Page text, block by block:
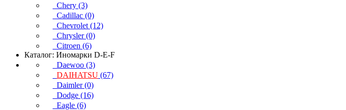
Chery (3)
Cadillac (0)
Chevrolet (12)
Chrysler (0)
Citroen (6)
Каталог: Иномарки D-E-F
Daewoo (3)
DAIHATSU (67)
Daimler (0)
Dodge (16)
Eagle (6)